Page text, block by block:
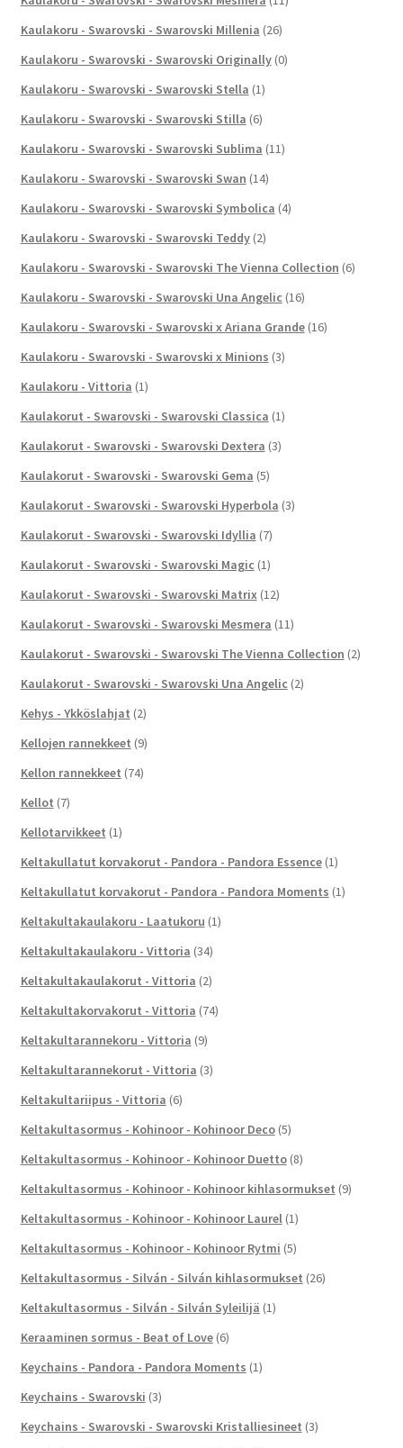
Kaulakoru - Swarovski - Swarovski Millenia (26)
Kaulakoru - Swarovski - Swarovski Originally (0)
Kaulakoru - Swarovski - Swarovski Stella (1)
Kaulakoru - Swarovski - Swarovski Stilla (6)
Kaulakoru - Swarovski - Swarovski Sublima (11)
Kaulakoru - Swarovski - Swarovski Swan (14)
Kaulakoru - Swarovski - Swarovski Symbolica (4)
Kaulakoru - Swarovski - Swarovski Teddy (2)
Kaulakoru - Swarovski - Swarovski The Vienna Collection (6)
Kaulakoru - Swarovski - Swarovski Una Angelic (16)
Kaulakoru - Swarovski - Swarovski x Ariana Grande (16)
Kaulakoru - Swarovski - Swarovski x Minions (3)
Kaulakoru - Vittoria (1)
Kaulakorut - Swarovski - Swarovski Classica (1)
Kaulakorut - Swarovski - Swarovski Dextera (3)
Kaulakorut - Swarovski - Swarovski Gema (5)
Kaulakorut - Swarovski - Swarovski Hyperbola (3)
Kaulakorut - Swarovski - Swarovski Idyllia (7)
Kaulakorut - Swarovski - Swarovski Magic (1)
Kaulakorut - Swarovski - Swarovski Matrix (12)
Kaulakorut - Swarovski - Swarovski Mesmera (11)
Kaulakorut - Swarovski - Swarovski The Vienna Collection (2)
Kaulakorut - Swarovski - Swarovski Una Angelic (2)
Kehys - Ykköslahjat (2)
Kellojen rannekkeet (9)
Kellon rannekkeet (74)
Kellot (7)
Kellotarvikkeet (1)
Keltakullatut korvakorut - Pandora - Pandora Essence (1)
Keltakullatut korvakorut - Pandora - Pandora Moments (1)
Keltakultakaulakoru - Laatukoru (1)
Keltakultakaulakoru - Vittoria (34)
Keltakultakaulakorut - Vittoria (2)
Keltakultakorvakorut - Vittoria (74)
Keltakultarannekoru - Vittoria (9)
Keltakultarannekorut - Vittoria (3)
Keltakultariipus - Vittoria (6)
Keltakultasormus - Kohinoor - Kohinoor Deco (5)
Keltakultasormus - Kohinoor - Kohinoor Duetto (8)
Keltakultasormus - Kohinoor - Kohinoor kihlasormukset (9)
Keltakultasormus - Kohinoor - Kohinoor Laurel (1)
Keltakultasormus - Kohinoor - Kohinoor Rytmi (5)
Keltakultasormus - Silván - Silván kihlasormukset (26)
Keltakultasormus - Silván - Silván Syleilijä (1)
Keraaminen sormus - Beat of Love (6)
Keychains - Pandora - Pandora Moments (1)
Keychains - Swarovski (3)
Keychains - Swarovski - Swarovski Kristalliesineet (3)